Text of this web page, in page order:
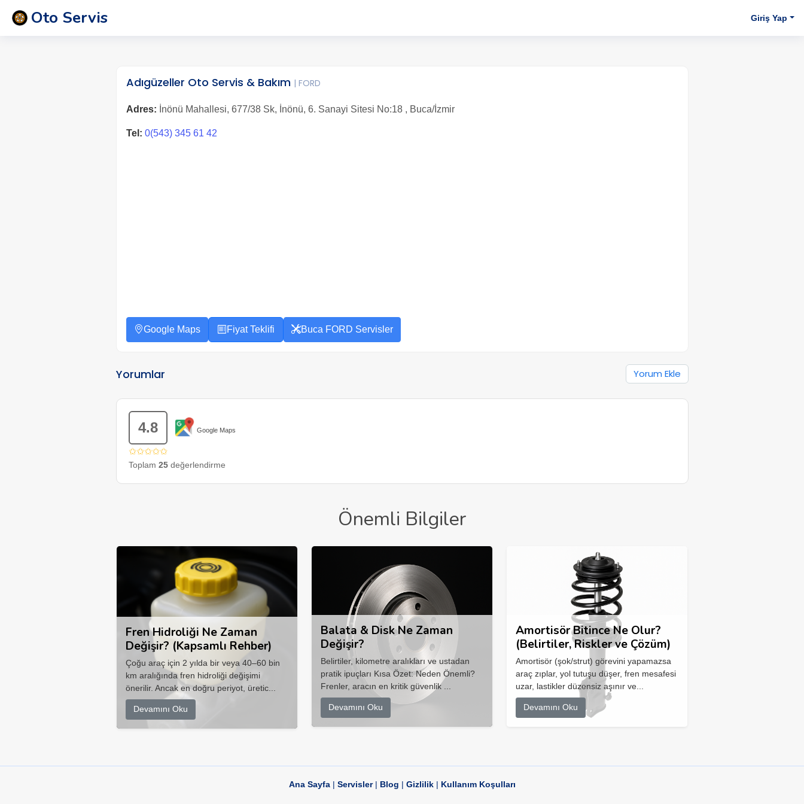
Oto Servis Giriş Yap
Adıgüzeller Oto Servis & Bakım | FORD
Adres: İnönü Mahallesi, 677/38 Sk, İnönü, 6. Sanayi Sitesi No:18 , Buca/İzmir
Tel: 0(543) 345 61 42
Google Maps Fiyat Teklifi Buca FORD Servisler
Yorumlar Yorum Ekle
4.8 Google Maps
✩✩✩✩✩
Toplam 25değerlendirme
Önemli Bilgiler
Fren Hidroliği Ne Zaman
Değişir? (Kapsamlı Rehber)
Çoğu araç için 2 yılda bir veya 40–60 bin
km aralığında fren hidroliği değişimi
önerilir. Ancak en doğru periyot, üretic...
Devamını Oku
Balata & Disk Ne Zaman
Değişir?
Belirtiler, kilometre aralıkları ve ustadan
pratik ipuçları Kısa Özet: Neden Önemli?
Frenler, aracın en kritik güvenlik ...
Devamını Oku
Amortisör Bitince Ne Olur?
(Belirtiler, Riskler ve Çözüm)
Amortisör (şok/strut) görevini yapamazsa
araç zıplar, yol tutuşu düşer, fren mesafesi
uzar, lastikler düzensiz aşınır ve...
Devamını Oku
Ana Sayfa| Servisler| Blog | Gizlilik| Kullanım Koşulları